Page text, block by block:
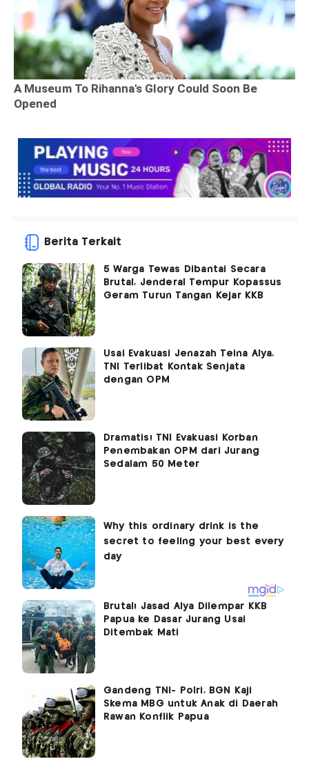
Berita Terkait
5 Warga Tewas Dibantai Secara
Brutal, Jenderal Tempur Kopassus
Geram Turun Tangan Kejar KKB
Usai Evakuasi Jenazah Teina Alya,
TNI Terlibat Kontak Senjata
dengan OPM
Dramatis! TNI Evakuasi Korban
Penembakan OPM dari Jurang
Sedalam 50 Meter
Brutal! Jasad Alya Dilempar KKB
Papua ke Dasar Jurang Usai
Ditembak Mati
Gandeng TNI- Polri, BGN Kaji
Skema MBG untuk Anak di Daerah
Rawan Konflik Papua